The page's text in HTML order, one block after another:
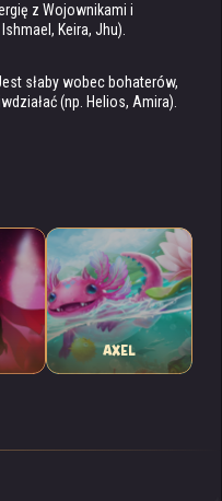
głos sprawił, że
czyń swoją
z Wojownikami i
Keira, Jhu).
słaby wobec bohaterów,
(np. Helios, Amira).
AXEL